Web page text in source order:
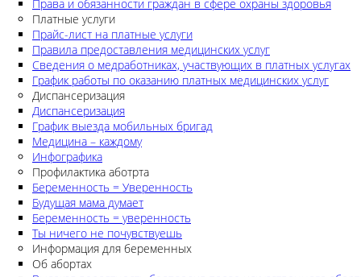
Права и обязанности граждан в сфере охраны здоровья
Платные услуги
Прайс-лист на платные услуги
Правила предоставления медицинских услуг
Сведения о медработниках, участвующих в платных услугах
График работы по оказанию платных медицинских услуг
Диспансеризация
Диспансеризация
График выезда мобильных бригад
Медицина – каждому
Инфографика
Профилактика аботрта
Беременность = Уверенность
Будущая мама думает
Беременность = уверенность
Ты ничего не почувствуешь
Информация для беременных
Об абортах